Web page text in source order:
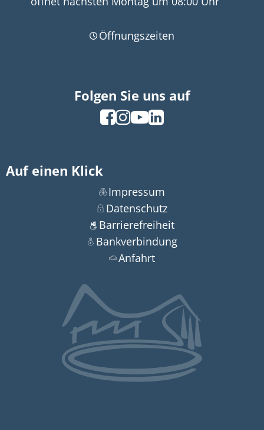
Öffnungszeiten
Folgen Sie uns auf
Auf einen Klick
Impressum
Datenschutz
Barrierefreiheit
Bankverbindung
Anfahrt